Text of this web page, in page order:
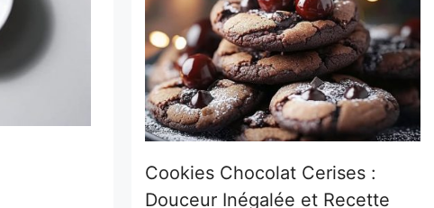
Cookies Chocolat Cerises :
Douceur Inégalée et Recette